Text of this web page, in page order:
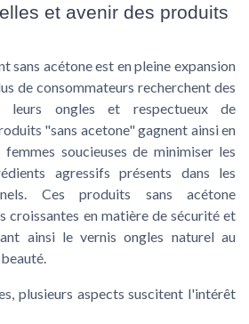
et avenir des produits
sans acétone est en pleine expansion
de consommateurs recherchent des
leurs ongles et respectueux de
"sans acetone" gagnent ainsi en
soucieuses de minimiser les
agressifs présents dans les
Ces produits sans acétone
croissantes en matière de sécurité et
ainsi le vernis ongles naturel au
plusieurs aspects suscitent l'intérêt